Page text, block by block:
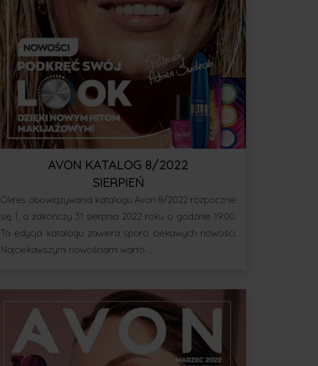
AVON KATALOG 8/2022
SIERPIEŃ
Okres obowiązywania katalogu Avon 8/2022 rozpocznie
się 1, a zakończy 31 sierpnia 2022 roku o godzinie 19:00.
Ta edycja katalogu zawiera sporo ciekawych nowości.
Najciekawszymi nowościami warto …